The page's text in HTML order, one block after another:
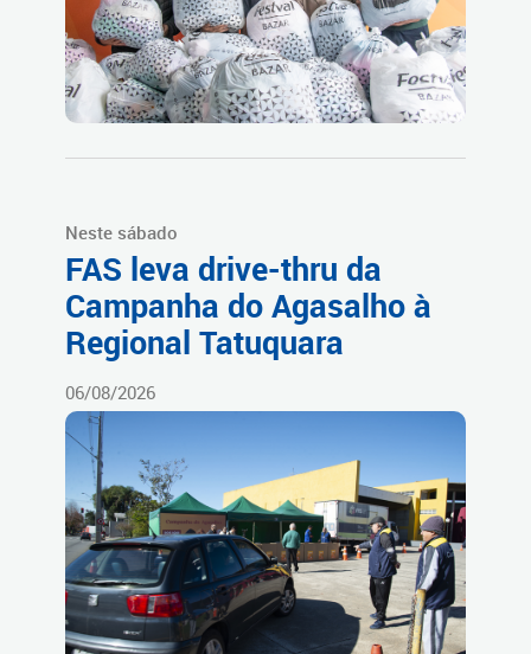
Neste sábado
FAS leva drive-thru da
Campanha do Agasalho à
Regional Tatuquara
06/08/2026